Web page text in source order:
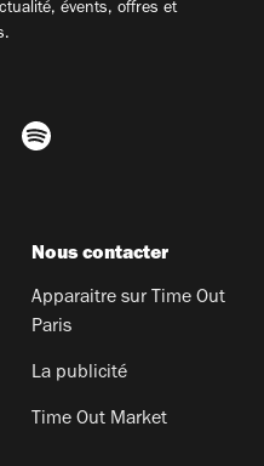
évents, offres et
Nous contacter
Apparaitre sur Time Out
Paris
La publicité
Time Out Market